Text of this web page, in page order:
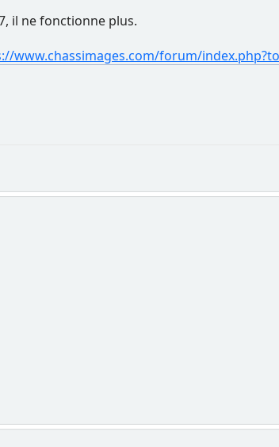
il ne fonctionne plus.
www.chassimages.com/forum/